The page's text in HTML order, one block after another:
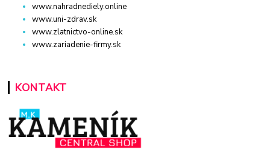
www.nahradnediely.online
www.uni-zdrav.sk
www.zlatnictvo-online.sk
www.zariadenie-firmy.sk
KONTAKT